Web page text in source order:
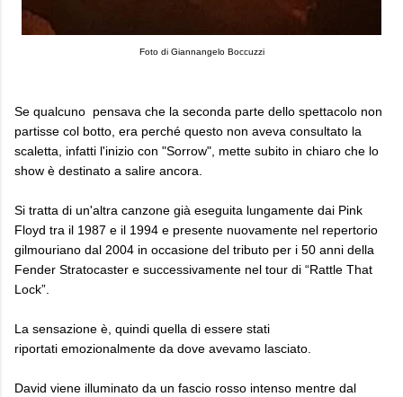
Foto di Giannangelo Boccuzzi
Se qualcuno pensava che la seconda parte dello spettacolo non
partisse col botto, era perché questo non aveva consultato la
scaletta, infatti l'inizio con "Sorrow", mette subito in chiaro che lo
show è destinato a salire ancora.
Si tratta di un'altra canzone già eseguita lungamente dai Pink
Floyd tra il 1987 e il 1994 e presente nuovamente nel repertorio
gilmouriano dal 2004 in occasione del tributo per i 50 anni della
Fender Stratocaster e successivamente nel tour di “Rattle That
Lock”.
La sensazione è, quindi quella di essere stati
riportati emozionalmente da dove avevamo lasciato.
David viene illuminato da un fascio rosso intenso mentre dal